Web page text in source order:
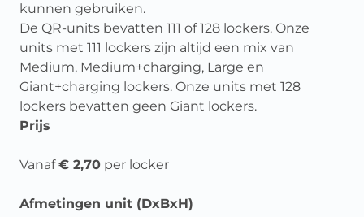
kunnen gebruiken.
De QR-units bevatten 111 of 128 lockers. Onze
units met 111 lockers zijn altijd een mix van
Medium, Medium+charging, Large en
Giant+charging lockers. Onze units met 128
lockers bevatten geen Giant lockers.
Prijs
Vanaf€ 2,70 per locker
Afmetingen unit (DxBxH)